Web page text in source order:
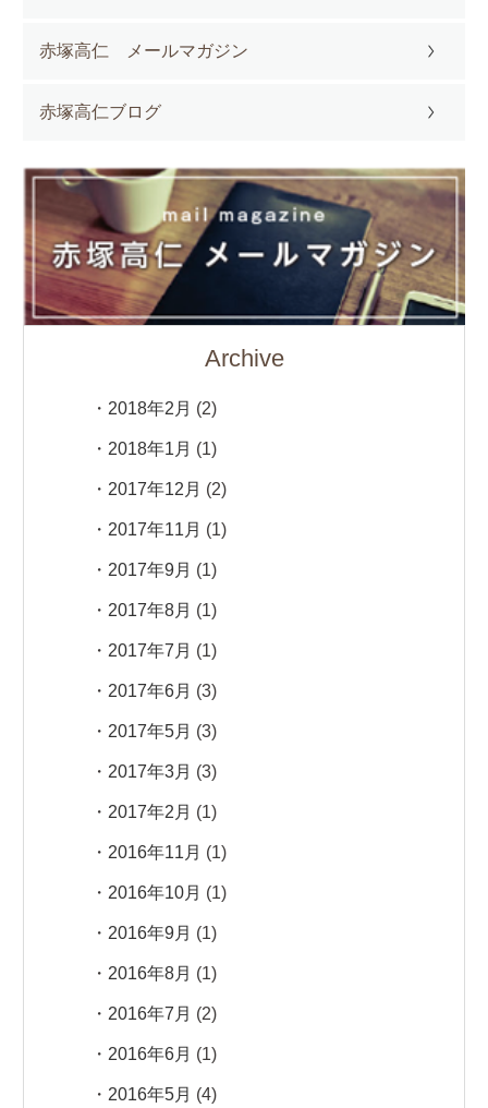
赤塚高仁 メールマガジン
赤塚高仁ブログ
Archive
2018年2月 (2)
2018年1月 (1)
2017年12月 (2)
2017年11月 (1)
2017年9月 (1)
2017年8月 (1)
2017年7月 (1)
2017年6月 (3)
2017年5月 (3)
2017年3月 (3)
2017年2月 (1)
2016年11月 (1)
2016年10月 (1)
2016年9月 (1)
2016年8月 (1)
2016年7月 (2)
2016年6月 (1)
2016年5月 (4)